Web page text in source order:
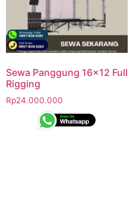
Sewa Panggung 16×12 Full
Rigging
Rp24.000.000